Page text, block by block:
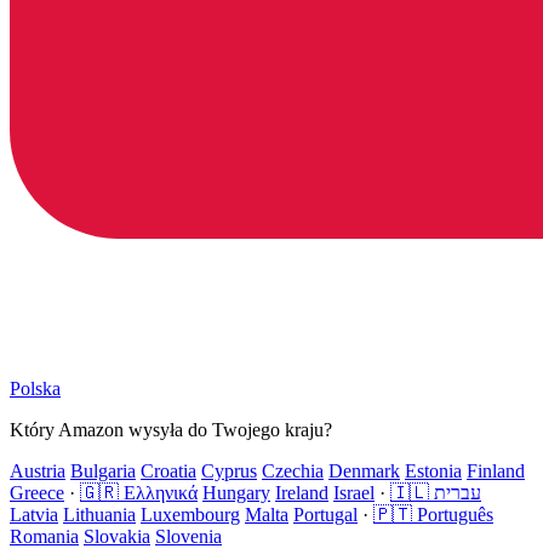
Polska
Który Amazon wysyła do Twojego kraju?
Austria Bulgaria Croatia Cyprus Czechia Denmark Estonia Finland
Greece · 🇬🇷 Ελληνικά Hungary Ireland Israel ·
🇮🇱 עברית
Latvia Lithuania Luxembourg Malta Portugal · 🇵🇹 Português
Romania Slovakia Slovenia